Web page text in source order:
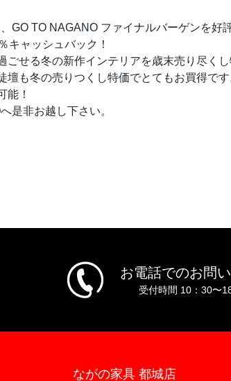
GO TO NAGANO ファイナルバーゲンを好
キャッシュバック！
ごせる冬の新作インテリアを歳末売り尽くし
壇も冬の売りつくし特価でとてもお買得です
能！
是非お越し下さい。
お電話でのお問
受付時間 10：30〜
ながの家具 都城店